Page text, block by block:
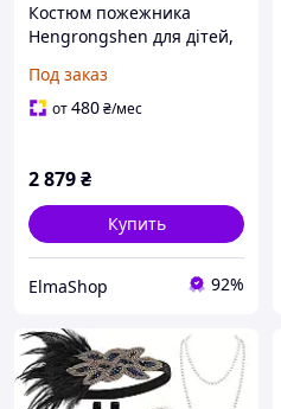
Костюм пожежника
Hengrongshen для дітей,
вогняним шоломом,
вогнегасник, аксесуари
Под заказ
от480₴/мес
2 879₴
Купить
ElmaShop 92%